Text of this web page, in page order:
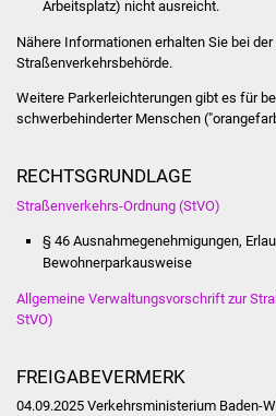
Arbeitsplatz) nicht ausreicht.
Nähere Informationen erhalten Sie bei
Straßenverkehrsbehörde.
Weitere Parkerleichterungen gibt es für
schwerbehinderter Menschen ("
RECHTSGRUNDLAGE
Straßenverkehrs-Ordnung (StVO)
§ 46 Ausnahmegenehmigungen,
Bewohnerparkausweise
Allgemeine Verwaltungsvorschrift zur
StVO)
FREIGABEVERMERK
04.09.2025 Verkehrsministerium Baden-